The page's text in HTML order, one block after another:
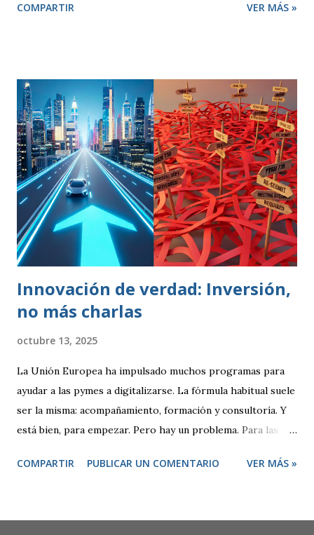
¿qué se entiende por Calidad?, ¿qué pretende una empresa
transmitiendo la idea de que algo es mejor. Desde un punto
de vista técnico, Calidad representa una forma de hacer las
cosas preocupándose siempre por satisfacer al cliente y
por mejorar día a día procesos y resultados. El enfoque de
gestión de la calidad se inicia en la década de los 50. En esa
época, se contemplaba un concepto de calidad centrado en
lograr que un producto cumpliese las especificaciones
marcadas (peso, duración, resistencia, rapidez). Se
realizaban controles periódicos para evitar que product...
COMPARTIR VER MÁS »
Innovación de verdad: Inversión,
no más charlas
octubre 13, 2025
La Unión Europea ha impulsado muchos programas para
ayudar a las pymes a digitalizarse. La fórmula habitual suele
ser la misma: acompañamiento, formación y consultoría. Y
está bien, para empezar. Pero hay un problema. Para las
proyectos en marcha y una clara apuesta por la innovación,
COMPARTIR PUBLICAR UN COMENTARIO VER MÁS »